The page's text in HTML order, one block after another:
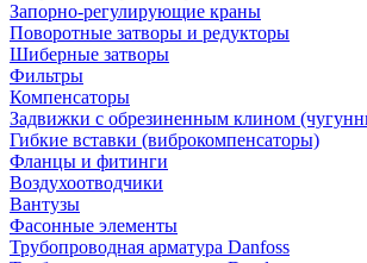
Запорно-регулирующие краны
Поворотные затворы и редукторы
Шиберные затворы
Фильтры
Компенсаторы
Задвижки с обрезиненным клином
Гибкие вставки (виброкомпенсаторы)
Фланцы и фитинги
Воздухоотводчики
Вантузы
Фасонные элементы
Трубопроводная арматура Danfoss